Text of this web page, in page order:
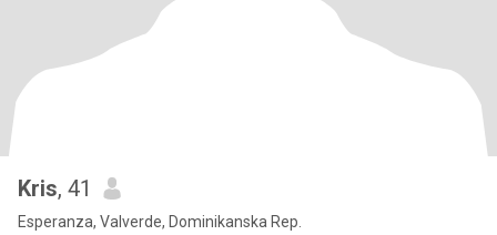
Kris, 41
Esperanza, Valverde, Dominikanska Rep.